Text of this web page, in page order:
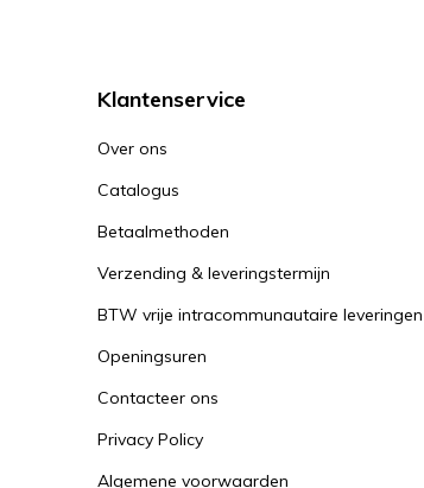
Klantenservice
Over ons
Catalogus
Betaalmethoden
Verzending & leveringstermijn
BTW vrije intracommunautaire leveringen
Openingsuren
Contacteer ons
Privacy Policy
Algemene voorwaarden